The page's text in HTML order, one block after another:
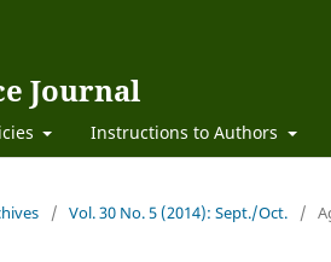
Journal
Instructions to Authors
/ Vol. 30 No. 5 (2014): Sept./Oct. /